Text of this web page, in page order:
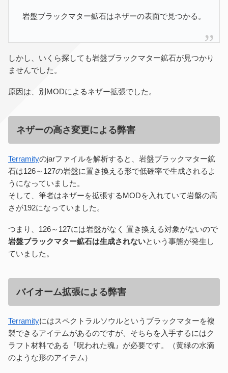
岩盤ブラックマター鉱石はネザーの表面で見つかる。
しかし、いくら探しても岩盤ブラックマター鉱石が見つかり
ませんでした。
原因は、別MODによるネザー拡張でした。
ネザーの高さ変更による弊害
Terramityのjarファイルを解析すると、岩盤ブラックマター鉱
石は126～127の岩盤に置き換える形で低確率で生成されるよ
うになっていました。
そして、筆者はネザーを拡張するMODを入れていて岩盤の高
さが192になっていました。
つまり、126～127には岩盤がなく 置き換える対象がないので
岩盤ブラックマター鉱石は生成されないという事態が発生し
ていました。
バイオーム拡張による弊害
Terramityにはスペクトラルソウルというブラックマターを複
製できるアイテムがあるのですが、そちらを入手するにはク
ラフト材料である『呪われた魂』が必要です。（黄緑の水滴
のような形のアイテム）